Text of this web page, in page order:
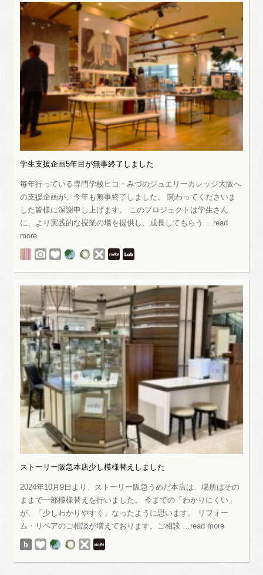
学生支援企画5年目が無事終了しました
毎年行っている専門学校ヒコ・みづのジュエリーカレッジ大阪へ
の支援企画が、今年も無事終了しました。 関わってくださいま
した皆様に深謝申し上げます。 このプロジェクトは学生さん
に、より実践的な授業の場を提供し、成長してもらう …read
more
ストーリー阪急本店少し模様替えしました
2024年10月9日より、ストーリー阪急うめだ本店は、場所はその
ままで一部模様替えを行いました。 今までの「わかりにくい」
が、「少しわかりやすく」なったように思います。 リフォー
ム・リペアのご相談が増えております。ご相談 …read more